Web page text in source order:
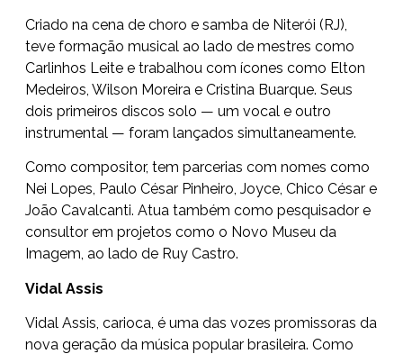
Criado na cena de choro e samba de Niterói (RJ),
teve formação musical ao lado de mestres como
Carlinhos Leite e trabalhou com ícones como Elton
Medeiros, Wilson Moreira e Cristina Buarque. Seus
dois primeiros discos solo — um vocal e outro
instrumental — foram lançados simultaneamente.
Como compositor, tem parcerias com nomes como
Nei Lopes, Paulo César Pinheiro, Joyce, Chico César e
João Cavalcanti. Atua também como pesquisador e
consultor em projetos como o Novo Museu da
Imagem, ao lado de Ruy Castro.
Vidal Assis
Vidal Assis, carioca, é uma das vozes promissoras da
nova geração da música popular brasileira. Como